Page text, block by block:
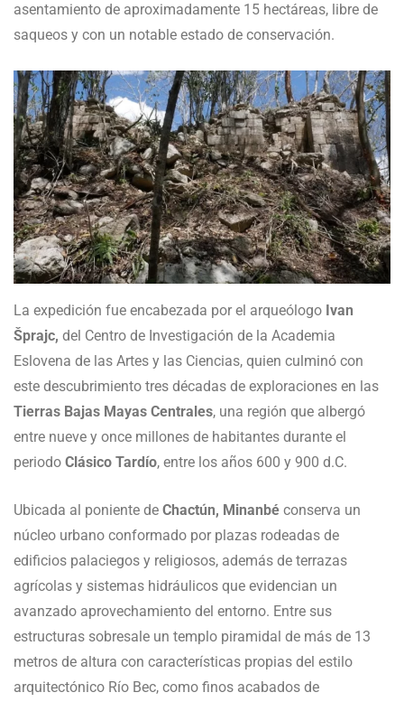
asentamiento de aproximadamente 15 hectáreas, libre de
saqueos y con un notable estado de conservación.
La expedición fue encabezada por el arqueólogo Ivan
Šprajc, del Centro de Investigación de la Academia
Eslovena de las Artes y las Ciencias, quien culminó con
este descubrimiento tres décadas de exploraciones en las
Tierras Bajas Mayas Centrales, una región que albergó
entre nueve y once millones de habitantes durante el
periodo Clásico Tardío, entre los años 600 y 900 d.C.
Ubicada al poniente de Chactún, Minanbé conserva un
núcleo urbano conformado por plazas rodeadas de
edificios palaciegos y religiosos, además de terrazas
agrícolas y sistemas hidráulicos que evidencian un
avanzado aprovechamiento del entorno. Entre sus
estructuras sobresale un templo piramidal de más de 13
metros de altura con características propias del estilo
arquitectónico Río Bec, como finos acabados de